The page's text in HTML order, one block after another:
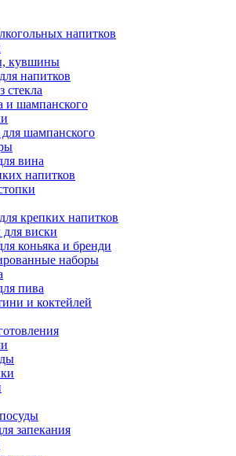
напитков
кувшины
напитков
стекла
и шампанского
шампанского
вина
напитков
крепких напитков
виски
коньяка и бренди
наборы
пива
и коктейлей
запекания